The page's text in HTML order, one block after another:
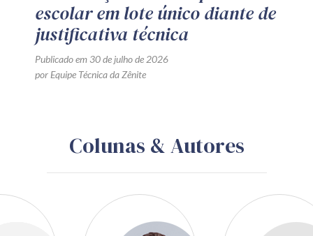
escolar em lote único diante de
justificativa técnica
Publicado em 30 de julho de 2026
por Equipe Técnica da Zênite
Colunas & Autores